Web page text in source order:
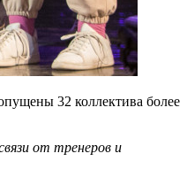
32 коллектива более
от тренеров и